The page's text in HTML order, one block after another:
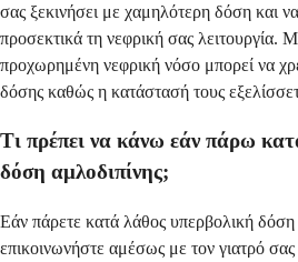
σας ξεκινήσει με χαμηλότερη δόση και
προσεκτικά τη νεφρική σας λειτουργία.
προχωρημένη νεφρική νόσο μπορεί να
δόσης καθώς η κατάστασή τους
Τι πρέπει να κάνω εάν πάρω
δόση αμλοδιπίνης;
Εάν πάρετε κατά λάθος υπερβολική δόση
επικοινωνήστε αμέσως με τον γιατρό